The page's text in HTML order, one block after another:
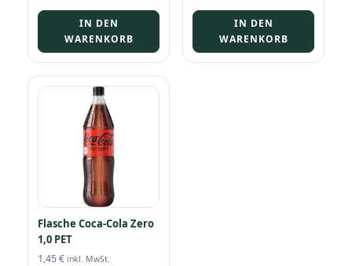
24/0,2
Menge
IN DEN
WARENKORB
0,33
Menge
IN DEN
WARENKORB
Flasche Coca-Cola Zero
1,0 PET
1,45€ inkl. MwSt.